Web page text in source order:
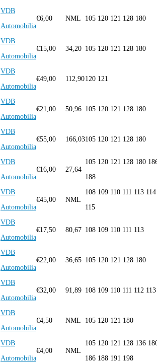
VDB
Automobilia
€6,00 NML 105 120 121 128 180
VDB
Automobilia
€15,00 34,20 105 120 121 128 180
VDB
Automobilia
€49,00 112,90120 121
VDB
Automobilia
€21,00 50,96 105 120 121 128 180
VDB
Automobilia
€55,00 166,03105 120 121 128 180
VDB
Automobilia
€16,00 27,64
105 120 121 128 180
188
VDB
Automobilia
€45,00 NML
108 109 110 111 113 114
115
VDB
Automobilia
€17,50 80,67 108 109 110 111 113
VDB
Automobilia
€22,00 36,65 105 120 121 128 180
VDB
Automobilia
€32,00 91,89 108 109 110 111 112 113
VDB
Automobilia
€4,50 NML 105 120 121 180
VDB
Automobilia
€4,00 NML
105 120 121 128 136
186 188 191 198